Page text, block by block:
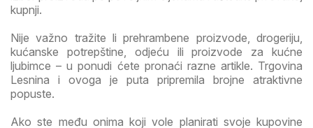
kupnji.
Nije važno tražite li prehrambene proizvode, drogeriju,
kućanske potrepštine, odjeću ili proizvode za kućne
ljubimce – u ponudi ćete pronaći razne artikle. Trgovina
Lesnina i ovoga je puta pripremila brojne atraktivne
popuste.
Ako ste među onima koji vole planirati svoje kupovine